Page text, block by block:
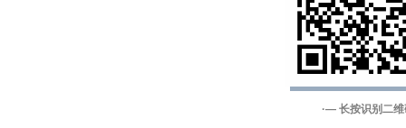
·— 长按识别二